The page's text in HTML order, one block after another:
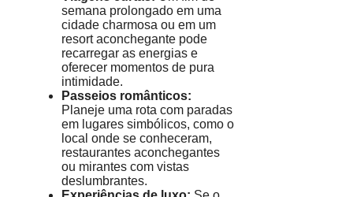
semana prolongado em uma
cidade charmosa ou em um
resort aconchegante pode
recarregar as energias e
oferecer momentos de pura
intimidade.
Passeios românticos:
Planeje uma rota com paradas
em lugares simbólicos, como o
local onde se conheceram,
restaurantes aconchegantes
ou mirantes com vistas
deslumbrantes.